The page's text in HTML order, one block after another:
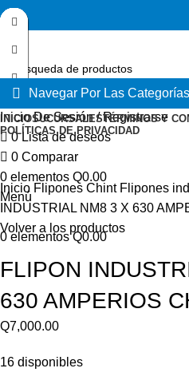
Seleccione la categoría
Inicio De Sesión / Registrarse
0Lista de deseos
0 Comparar
0 elementos Q0.00
Menú
0elementos Q0.00
Navegar Por Las Categorías
INICIOSUCURSALESTÉRMINOS Y
POLÍTICAS DE PRIVACIDAD
Haga Click para agrandar
Inicio Flipones Chint Flipones
INDUSTRIAL NM8 3 X 630
Volver a los productos
FLIPON
630 AMPERIOS
Q7,000.00
16 disponibles